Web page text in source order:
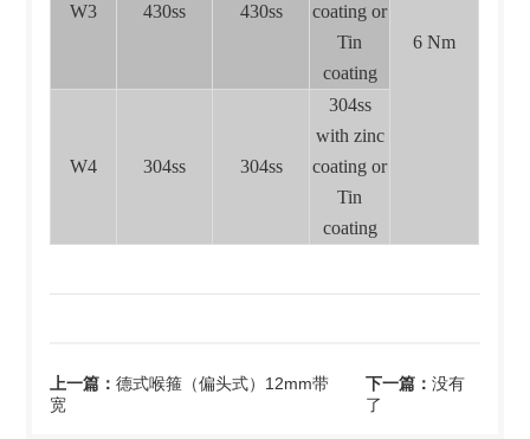
6 Nm
W3 430ss 430ss
coating or
Tin
coating
W4 304ss 304ss
304ss
with zinc
coating or
Tin
coating
上一篇：德式喉箍（偏头式）12mm带
宽
下一篇： 没有
了